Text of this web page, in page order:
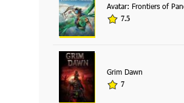
Avatar: Frontiers of
7.5
Grim Dawn
7